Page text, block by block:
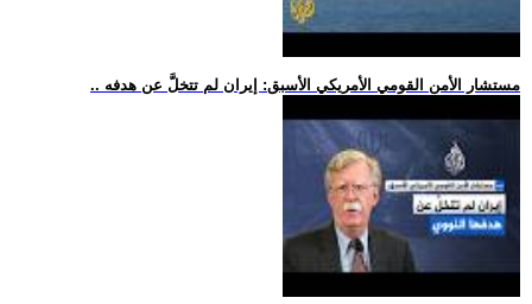
.. مستشار الأمن القومي الأمريكي الأسبق: إيران لم تتخلَّ عن هدفه